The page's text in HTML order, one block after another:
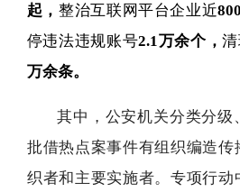
起，整治互联网平台企业近
停违法违规账号2.1万余个，
万余条。
其中，公安机关分类分级
批借热点案事件有组织编造传
织者和主要实施者。专项行